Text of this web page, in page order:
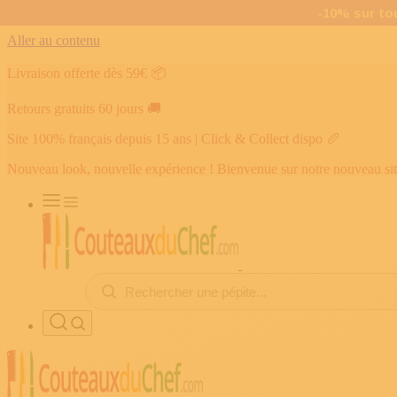
Aller au contenu
Livraison offerte dès 59€ 📦
Retours gratuits 60 jours 🚚
Site 100% français depuis 15 ans | Click & Collect dispo 🥖
Nouveau look, nouvelle expérience ! Bienvenue sur notre nouveau